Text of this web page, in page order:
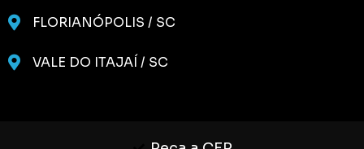
FLORIANÓPOLIS / SC
VALE DO ITAJAÍ / SC